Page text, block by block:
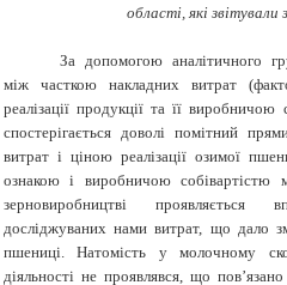
області, які
За допомогою аналітичного
між часткою накладних витрат
реалізації продукції та її
спостерігається доволі помітний
витрат і ціною реалізації озимої
ознакою і виробничою
зерновиробництві проявляється
досліджуваних нами витрат, що дало
пшениці. Натомість у молочному
діяльності не проявлявся, що